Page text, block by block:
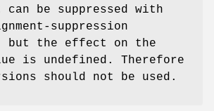
can be suppressed with
suppression
but the effect on the
is undefined. Therefore
should not be used.